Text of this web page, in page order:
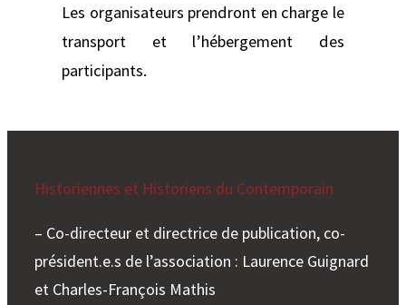
Les organisateurs prendront en charge le
transport et l’hébergement des
participants.
Historiennes et Historiens du Contemporain
– Co-directeur et directrice de publication, co-
président.e.s de l’association : Laurence Guignard
et Charles-François Mathis